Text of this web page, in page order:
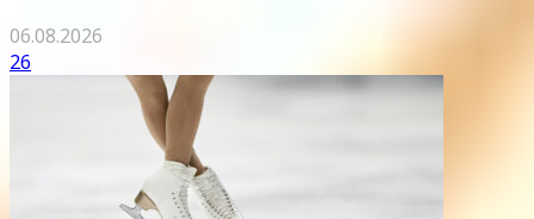
06.08.2026
26